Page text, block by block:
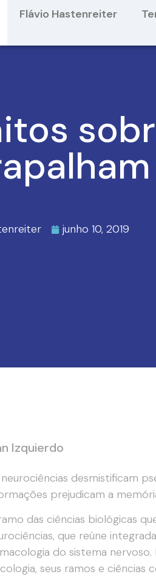
Flávio Hastenreiter
junho 10, 2019
Izquierdo
desmistificam
prejudicam a
das ciências biológicas
que reúne
do sistema nervoso.
seus ramos e ciências